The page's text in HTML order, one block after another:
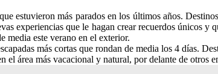
estuvieron más parados en los últimos años.
experiencias que le hagan crear recuerdos únicos y
media este verano en el exterior.
más cortas que rondan de media los 4 días.
área más vacacional y natural, por delante de otros